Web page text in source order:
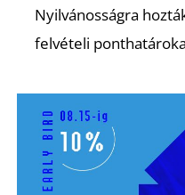
Nyilvánosságra
felvételi